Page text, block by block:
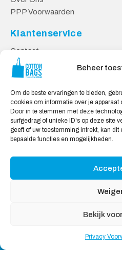
Beheer
Om de beste ervaringen te bieden,
cookies om informatie over je apparaat
Door in te stemmen met deze
surfgedrag of unieke ID's op deze site
geeft of uw toestemming intrekt, kan
bepaalde functies en mogelijkheden.
Bekijk
Privacy
PPP Voorwaarden
Klantenservice
Contact
Privacy Voorwaarden
Levering en Retourneren
Veilig Shoppen
Mijn account
Winkelwagen
Wij Accepteren:
Copyright © 2026